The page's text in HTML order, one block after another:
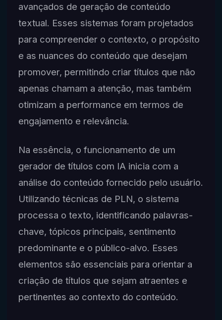
avançados de geração de conteúdo
textual. Esses sistemas foram projetados
para compreender o contexto, o propósito
e as nuances do conteúdo que desejam
promover, permitindo criar títulos que não
apenas chamam a atenção, mas também
otimizam a performance em termos de
engajamento e relevância.
Na essência, o funcionamento de um
gerador de títulos com IA inicia com a
análise do conteúdo fornecido pelo usuário.
Utilizando técnicas de PLN, o sistema
processa o texto, identificando palavras-
chave, tópicos principais, sentimento
predominante e o público-alvo. Esses
elementos são essenciais para orientar a
criação de títulos que sejam atraentes e
pertinentes ao contexto do conteúdo.